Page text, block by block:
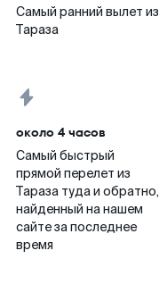
Самый ранний вылет из
Тараза
около 4 часов
Самый быстрый
прямой перелет из
Тараза туда и обратно,
найденный на нашем
сайте за последнее
время